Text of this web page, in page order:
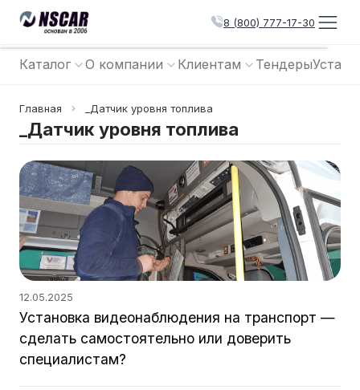
8 (800) 777-17-30
Каталог О компании Клиентам Тендеры
Главная _Датчик уровня топлива
_Датчик уровня топлива
12.05.2025
Установка видеонаблюдения на транспорт —
сделать самостоятельно или доверить
специалистам?